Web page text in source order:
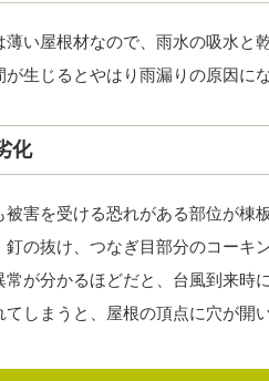
い屋根材なので、雨水の吸水と
が生じるとやはり雨漏りの原因に
化
害を受ける恐れがある部位が棟板
の抜け、つなぎ目部分のコーキ
が分かるほどだと、台風到来時
しまうと、屋根の頂点に穴が開